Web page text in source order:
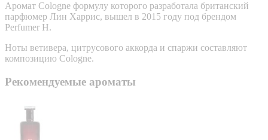
Аромат Cologne формулу которого разработала британский
парфюмер Лин Харрис, вышел в 2015 году под брендом
Perfumer H.
Ноты ветивера, цитрусового аккорда и спаржи составляют
композицию Cologne.
Рекомендуемые ароматы